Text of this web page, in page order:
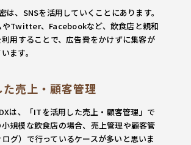
は、SNSを活用していくことにあります。
やTwitter、Facebookなど、飲食店と親和
用することで、広告費をかけずに集客が
ます。
売上・顧客管理
は、「ITを活用した売上・顧客管理」で
規模な飲食店の場合、売上管理や顧客管
グ）で行っているケースが多いと思いま